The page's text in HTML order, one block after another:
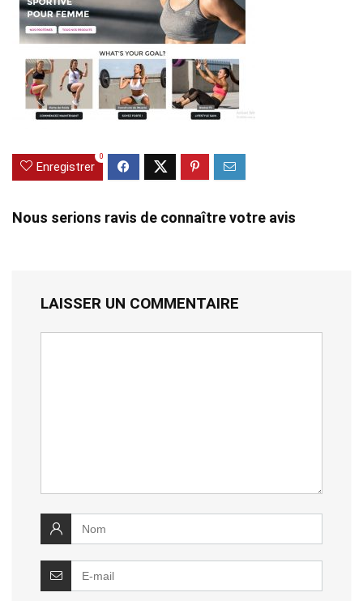
Enregistrer
0
Nous serions ravis de connaître votre avis
LAISSER UN COMMENTAIRE